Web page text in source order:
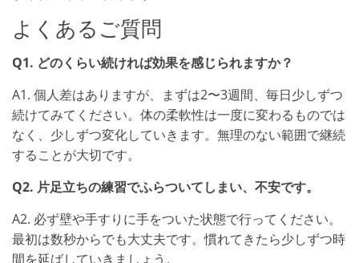
よくあるご質問
Q1. どのくらい続ければ効果を感じられますか？
A1. 個人差はありますが、まずは2〜3週間、毎日少しずつ
続けてみてください。体の柔軟性は一度に変わるものでは
なく、少しずつ変化していきます。無理のない範囲で継続
することが大切です。
Q2. 片足立ちの練習でふらついてしまい、不安です。
A2. 必ず壁や手すりに手をついた状態で行ってください。
最初は数秒からでも大丈夫です。慣れてきたら少しずつ時
間を延ばしていきましょう。